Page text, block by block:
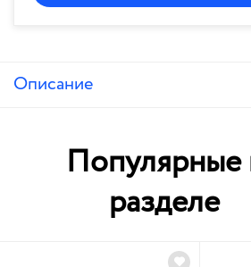
Описание
Популярные
разделе